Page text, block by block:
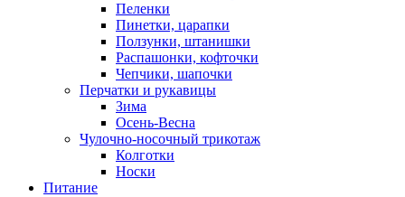
Пеленки
Пинетки, царапки
Ползунки, штанишки
Распашонки, кофточки
Чепчики, шапочки
Перчатки и рукавицы
Зима
Осень-Весна
Чулочно-носочный трикотаж
Колготки
Носки
Питание